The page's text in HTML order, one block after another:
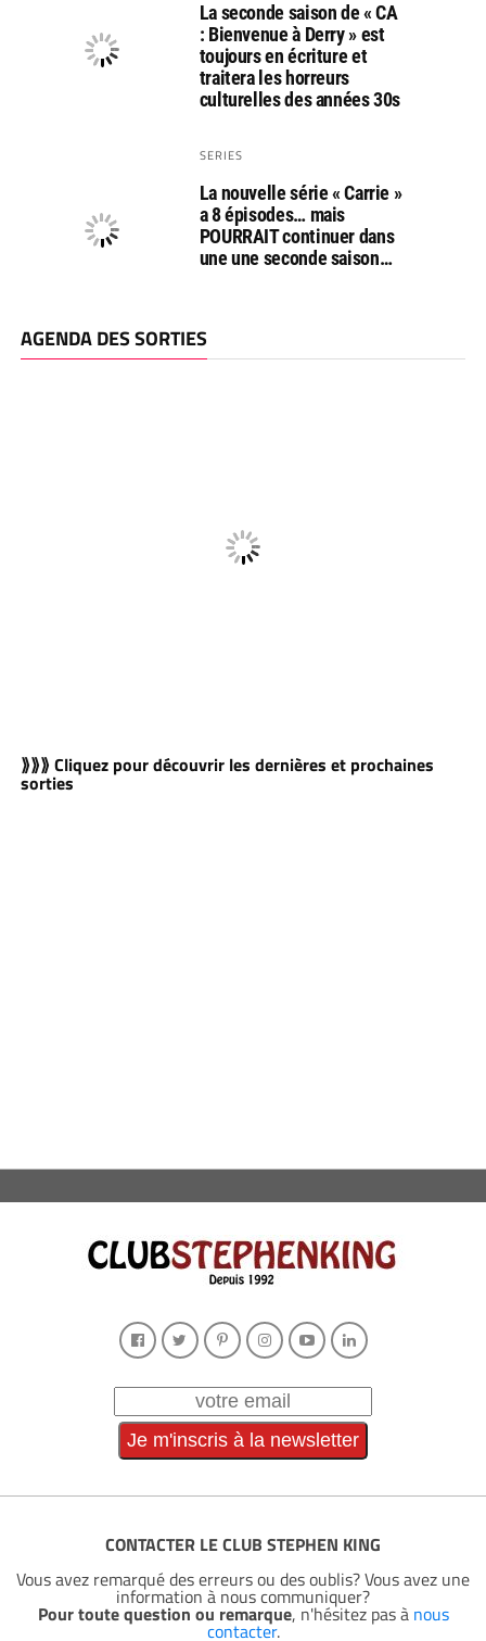
La seconde saison de « CA
: Bienvenue à Derry » est
toujours en écriture et
traitera les horreurs
culturelles des années 30s
SERIES
La nouvelle série « Carrie »
a 8 épisodes… mais
POURRAIT continuer dans
une une seconde saison…
AGENDA DES SORTIES
⟫⟫⟫ Cliquez pour découvrir les dernières et prochaines
sorties
CONTACTER LE CLUB STEPHEN KING
Vous avez remarqué des erreurs ou des oublis? Vous avez une
information à nous communiquer?
Pour toute question ou remarque, n'hésitez pas à nous
contacter.